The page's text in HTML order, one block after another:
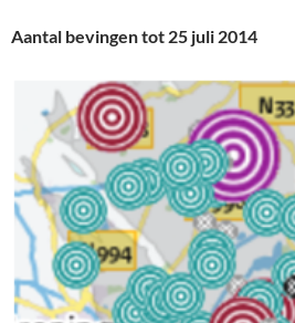
Aantal bevingen tot 25 juli 2014